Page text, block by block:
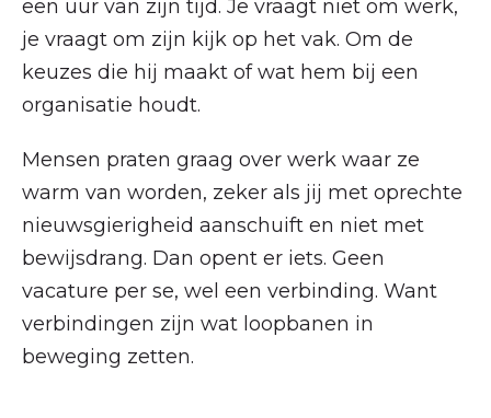
een uur van zijn tijd. Je vraagt niet om werk,
je vraagt om zijn kijk op het vak. Om de
keuzes die hij maakt of wat hem bij een
organisatie houdt.
Mensen praten graag over werk waar ze
warm van worden, zeker als jij met oprechte
nieuwsgierigheid aanschuift en niet met
bewijsdrang. Dan opent er iets. Geen
vacature per se, wel een verbinding. Want
verbindingen zijn wat loopbanen in
beweging zetten.